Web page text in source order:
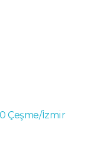
Çeşme/İzmir